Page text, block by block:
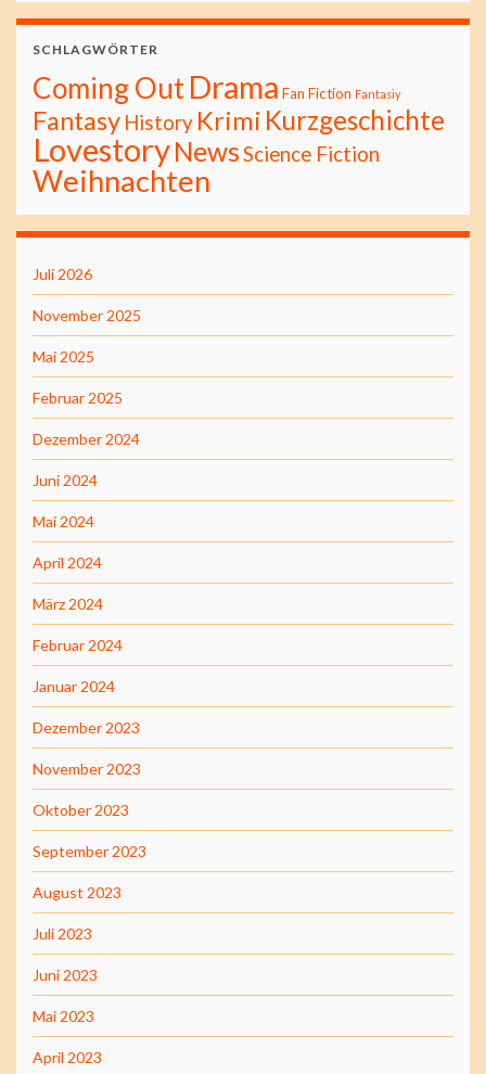
SCHLAGWÖRTER
Coming OutDrama Fan Fiction Fantasiy
Fantasy History Krimi Kurzgeschichte
LovestoryNewsScience Fiction
Weihnachten
Juli 2026
November 2025
Mai 2025
Februar 2025
Dezember 2024
Juni 2024
Mai 2024
April 2024
März 2024
Februar 2024
Januar 2024
Dezember 2023
November 2023
Oktober 2023
September 2023
August 2023
Juli 2023
Juni 2023
Mai 2023
April 2023